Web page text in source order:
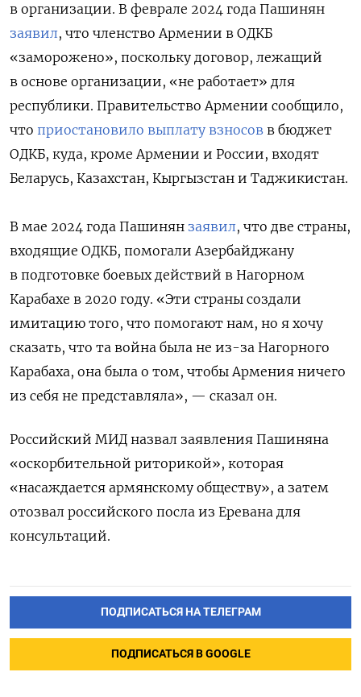
в организации. В феврале 2024 года Пашинян
заявил, что членство Армении в ОДКБ
«заморожено», поскольку договор, лежащий
в основе организации, «не работает» для
республики. Правительство Армении сообщило,
что приостановило выплату взносов в бюджет
ОДКБ, куда, кроме Армении и России, входят
Беларусь, Казахстан, Кыргызстан и Таджикистан.
В мае 2024 года Пашинян заявил, что две страны,
входящие ОДКБ, помогали Азербайджану
в подготовке боевых действий в Нагорном
Карабахе в 2020 году. «Эти страны создали
имитацию того, что помогают нам, но я хочу
сказать, что та война была не из-за Нагорного
Карабаха, она была о том, чтобы Армения ничего
из себя не представляла», — сказал он.
Российский МИД назвал заявления Пашиняна
«оскорбительной риторикой», которая
«насаждается армянскому обществу», а затем
отозвал российского посла из Еревана для
консультаций.
ПОДПИСАТЬСЯ НА ТЕЛЕГРАМ
ПОДПИСАТЬСЯ В GOOGLE